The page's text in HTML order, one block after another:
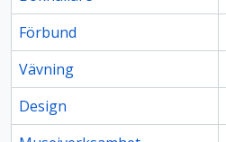
Förbund
Vävning
Design